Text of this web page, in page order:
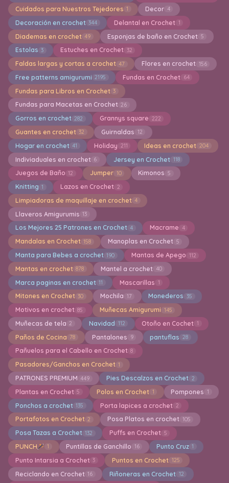
Cuidados para Nuestros Tejedores 1 Decor 4
Decoración en crochet 344 Delantal en Crochet 1
Diademas en crochet 49 Esponjas de baño en Crochet 5
Estolas 3 Estuches en Crochet 32
Faldas largas y cortas a crochet 47 Flores en crochet 156
Free patterns amigurumi 2195 Fundas en Crochet 64
Fundas para Libros en Crochet 3
Fundas para Macetas en Crochet 26
Gorros en crochet 282 Grannys square 222
Guantes en crochet 32 Guirnaldas 12
Hogar en crochet 41 Holiday 211 Ideas en crochet 204
Indiviaduales en crochet 6 Jersey en Crochet 118
Juegos de Baño 12 Jumper 10 Kimonos 5
Knitting 1 Lazos en Crochet 2
Limpiadoras de maquillaje en crochet 4
Llaveros Amigurumis 13
Los Mejores 25 Patrones en Crochet 4 Macrame 4
Mandalas en Crochet 158 Manoplas en Crochet 5
Manta para Bebes a crochet 190 Mantas de Apego 112
Mantas en crochet 878 Mantel a crochet 40
Marca paginas en crochet 11 Mascarillas 1
Mitones en Crochet 30 Mochila 17 Monederos 35
Motivos en crochet 85 Muñecas Amigurumi 145
Muñecas de tela 2 Navidad 112 Otoño en Cochet 1
Paños de Cocina 78 Pantalones 9 pantuflas 28
Pañuelos para el Cabello en Crochet 8
Pasadores/Ganchos en Crochet 1
PATRONES PREMIUM 449 Pies Descalzos en Crochet 2
Plantas en Crochet 5 Polos en Crochet 1 Pompones 1
Ponchos a crochet 135 Porta lapices a crochet 2
Portafotos en Crochet 2 Posa Platos en crochet 105
Posa Tazas a Crochet 132 Puffs en Crochet 5
PUNCH 1 Puntillas de Ganchillo 16 Punto Cruz 1
Punto Intarsia a Crochet 3 Puntos en Crochet 125
Reciclando en Crochet 16 Riñoneras en Crochet 12